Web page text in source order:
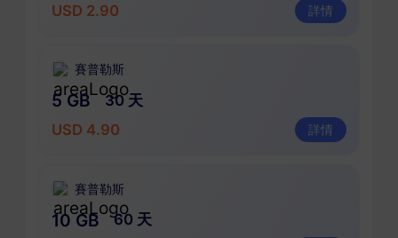
USD 2.90
詳情
賽普勒斯
5 GB
30 天
USD 4.90
詳情
賽普勒斯
10 GB
60 天